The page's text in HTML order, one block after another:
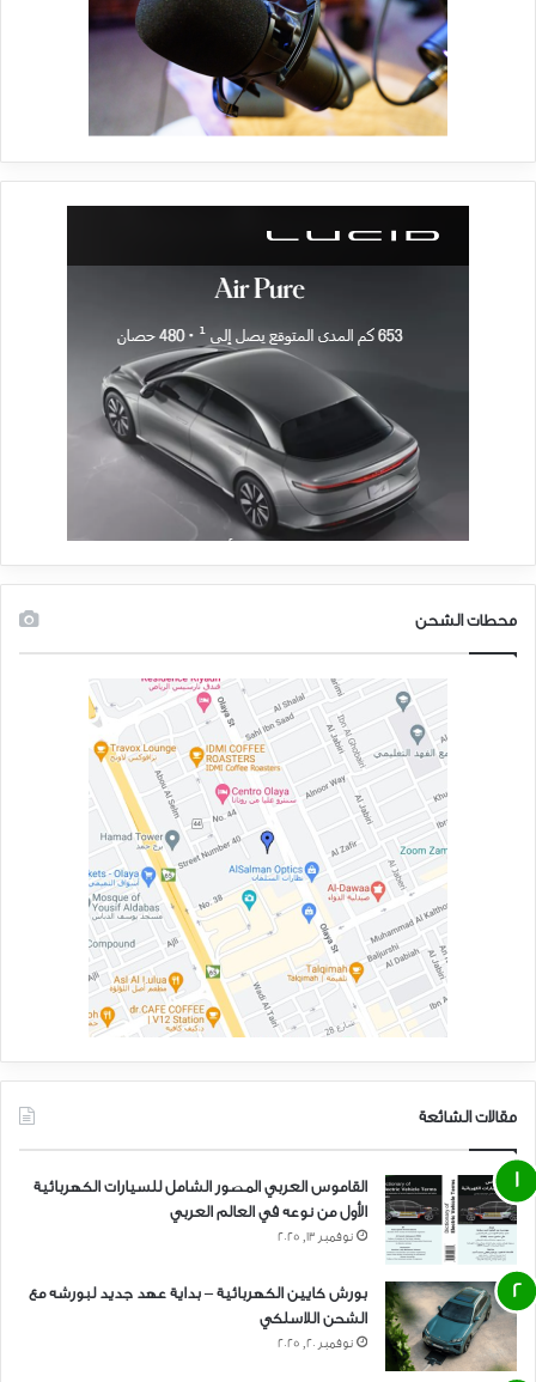
محطات الشحن
مقالات الشائعة
القاموس العربي المصور الشامل للسيارات الكهربائية
الأول من نوعه في العالم العربي
نوفمبر 13, 2025
بورش كايين الكهربائية – بداية عهد جديد لبورشه مع
الشحن اللاسلكي
نوفمبر 20, 2025